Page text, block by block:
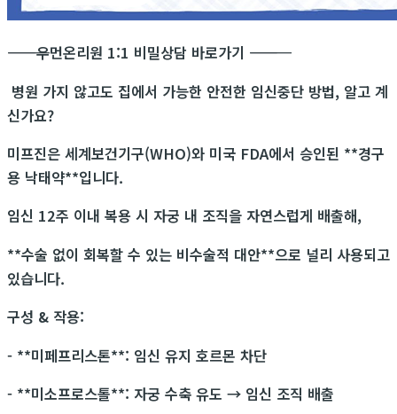
―――――――――――우먼온리원 1:1 비밀상담 바로가기 ―――――――――――
병원 가지 않고도 집에서 가능한 안전한 임신중단 방법, 알고 계
신가요?
미프진은 세계보건기구(WHO)와 미국 FDA에서 승인된 **경구
용 낙태약**입니다.
임신 12주 이내 복용 시 자궁 내 조직을 자연스럽게 배출해,
**수술 없이 회복할 수 있는 비수술적 대안**으로 널리 사용되고
있습니다.
구성 & 작용:
- **미페프리스톤**: 임신 유지 호르몬 차단
- **미소프로스톨**: 자궁 수축 유도 → 임신 조직 배출